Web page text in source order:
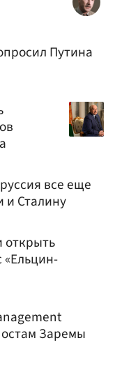
Путина
все еще
и Сталину
открыть
«Ельцин-
Заремы